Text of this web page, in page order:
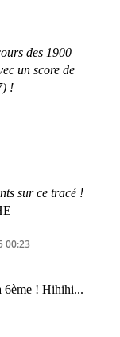
des 1900
un score de
!
sur ce tracé !
00:23
6ème ! Hihihi...